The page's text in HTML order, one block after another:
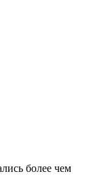
более чем